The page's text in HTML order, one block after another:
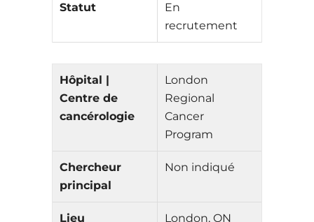
Statut
En
recrutement
Hôpital |
Centre de
cancérologie
London
Regional
Cancer
Program
Chercheur
principal
Non indiqué
Lieu London, ON